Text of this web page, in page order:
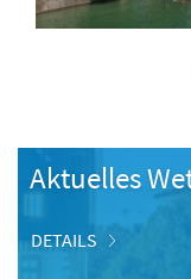
Aktuelles
DETAILS